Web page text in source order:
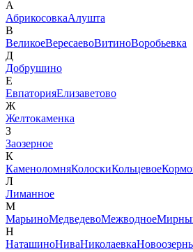
А
АбрикосовкаАлушта
В
ВеликоеВересаевоВитиноВоробьевка
Д
Добрушино
Е
ЕвпаторияЕлизаветово
Ж
Желтокаменка
З
Заозерное
К
КаменоломняКолоскиКольцевое
Л
Лиманное
М
МарьиноМедведевоМежводное
Н
НаташиноНиваНиколаевка